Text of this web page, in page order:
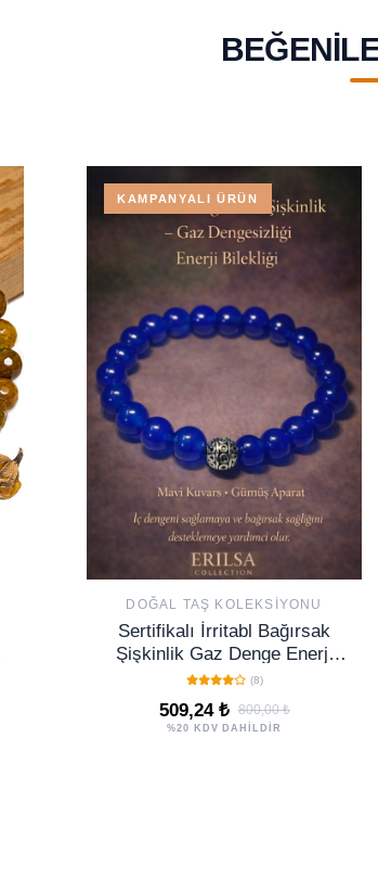
KAMPANYALI ÜRÜN
DOĞAL TAŞ KOLEKSIYONU
Sertifikalı İrritabl Bağırsak
Şişkinlik Gaz Denge Enerji
Bilekliği – Mavi Kuvars Taşı
(8)
509,24 ₺ 800,00 ₺
%20 KDV DAHİLDİR